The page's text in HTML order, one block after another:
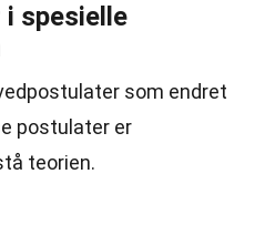
spesielle
som endret
postulater er
teorien.